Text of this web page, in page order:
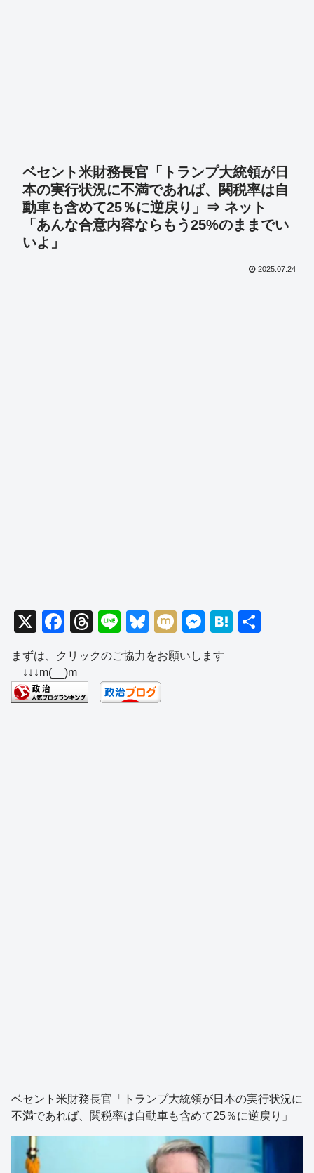
ベセント米財務長官「トランプ大統領が日
本の実行状況に不満であれば、関税率は自
動車も含めて25％に逆戻り」⇒ ネット
「あんな合意内容ならもう25%のままでい
いよ」
2025.07.24
X
F
a
c
e
b
T
hr
e
a
d
Li
n
e
Bl
u
e
sk
y
M
ixi
M
e
ss
H
まずは、クリックのご協力をお願いします
↓↓↓m(__)m
ベセント米財務長官「トランプ大統領が日本の実行状況に
不満であれば、関税率は自動車も含めて25％に逆戻り」